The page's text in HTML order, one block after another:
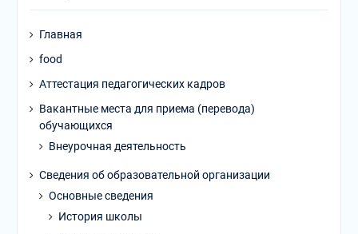
Главная
food
Аттестация педагогических кадров
Вакантные места для приема (перевода)
обучающихся
Внеурочная деятельность
Сведения об образовательной организации
Основные сведения
История школы